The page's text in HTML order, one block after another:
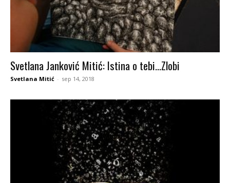
Svetlana Janković Mitić: Istina o tebi…Zlobi
Svetlana Mitić - sep 14, 2018